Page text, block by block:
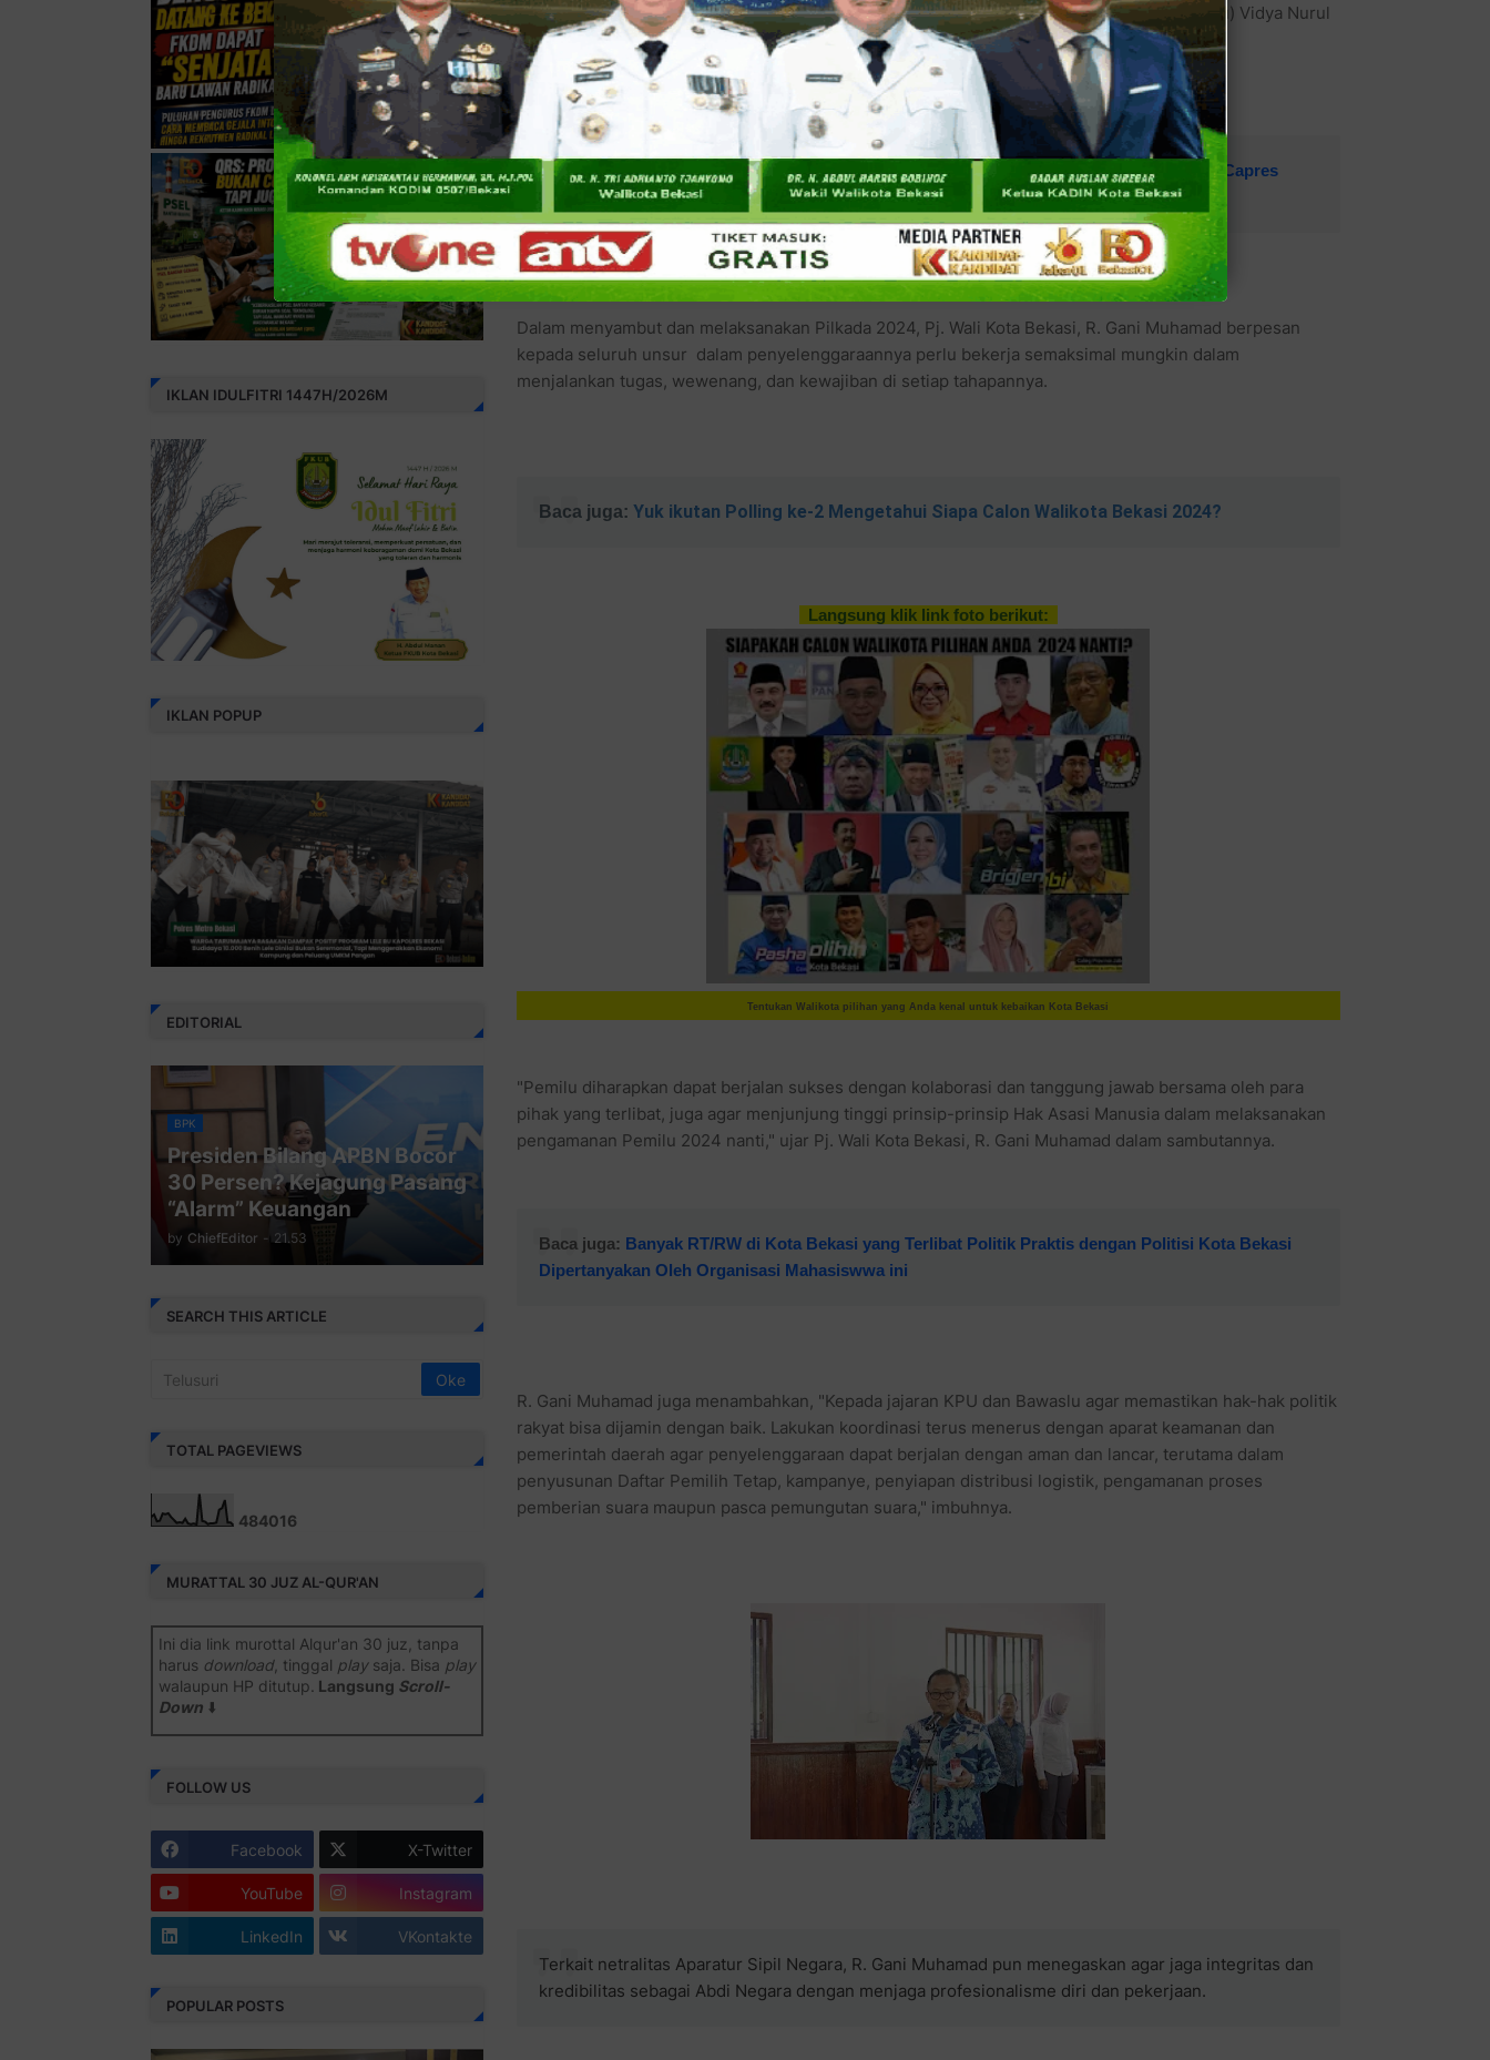
Junaedi, Ketua KPU Kota Bekasi Nurul Sumaherni, Ketua Badan Pengawas Pemilu (Bawaslu) Vidya Nurul
Fathia, beserta Kepala Badan Pengelolaan Keuangan dan Aset Daerah (BPKAD) Sudarsono.
Baca juga: Pengukuhan Koalisi Parpol untuk Pilpres 2024 di Kantor Posko Pemenangan Capres
Cawapres AMIN, Jl. KH. Noer Ali, Kalimalang Dihadiri Ratusan Kader
Dalam menyambut dan melaksanakan Pilkada 2024, Pj. Wali Kota Bekasi, R. Gani Muhamad berpesan
kepada seluruh unsur dalam penyelenggaraannya perlu bekerja semaksimal mungkin dalam
menjalankan tugas, wewenang, dan kewajiban di setiap tahapannya.
Baca juga: Yuk ikutan Polling ke-2 Mengetahui Siapa Calon Walikota Bekasi 2024?
Langsung klik link foto berikut:
Tentukan Walikota pilihan yang Anda kenal untuk kebaikan Kota Bekasi
"Pemilu diharapkan dapat berjalan sukses dengan kolaborasi dan tanggung jawab bersama oleh para
pihak yang terlibat, juga agar menjunjung tinggi prinsip-prinsip Hak Asasi Manusia dalam melaksanakan
pengamanan Pemilu 2024 nanti," ujar Pj. Wali Kota Bekasi, R. Gani Muhamad dalam sambutannya.
Baca juga: Banyak RT/RW di Kota Bekasi yang Terlibat Politik Praktis dengan Politisi Kota Bekasi
Dipertanyakan Oleh Organisasi Mahasiswwa ini
R. Gani Muhamad juga menambahkan, "Kepada jajaran KPU dan Bawaslu agar memastikan hak-hak politik
rakyat bisa dijamin dengan baik. Lakukan koordinasi terus menerus dengan aparat keamanan dan
pemerintah daerah agar penyelenggaraan dapat berjalan dengan aman dan lancar, terutama dalam
penyusunan Daftar Pemilih Tetap, kampanye, penyiapan distribusi logistik, pengamanan proses
pemberian suara maupun pasca pemungutan suara," imbuhnya.
Terkait netralitas Aparatur Sipil Negara, R. Gani Muhamad pun menegaskan agar jaga integritas dan
kredibilitas sebagai Abdi Negara dengan menjaga profesionalisme diri dan pekerjaan.
IKLAN IDULFITRI 1447H/2026M
IKLAN POPUP
EDITORIAL
BPK
Presiden Bilang APBN Bocor
30 Persen? Kejagung Pasang
“Alarm” Keuangan
by ChiefEditor - 21.53
SEARCH THIS ARTICLE
TOTAL PAGEVIEWS
484016
MURATTAL 30 JUZ AL-QUR'AN
Ini dia link murottal Alqur'an 30 juz, tanpa
harus download, tinggal playsaja. Bisa play
walaupun HP ditutup. Langsung Scroll-
Down⬇️
Juz 1 ⇨http://j.mp/2b8SiNO
Juz 2 ⇨http://j.mp/2b8RJmQ
Juz 3 ⇨http://j.mp/2bFSrtF
Juz 4 ⇨http://j.mp/2b8SXi3
Juz 5 ⇨http://j.mp/2b8RZm3
Juz 6 ⇨http://j.mp/28MBohs
Juz 7 ⇨http://j.mp/2bFRIZC
FOLLOW US
Facebook X-Twitter
YouTube Instagram
LinkedIn VKontakte
POPULAR POSTS